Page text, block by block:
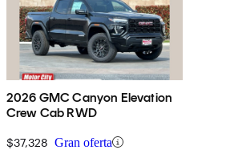
2026 GMC Canyon Elevation
Crew Cab RWD
$37,328 Gran oferta